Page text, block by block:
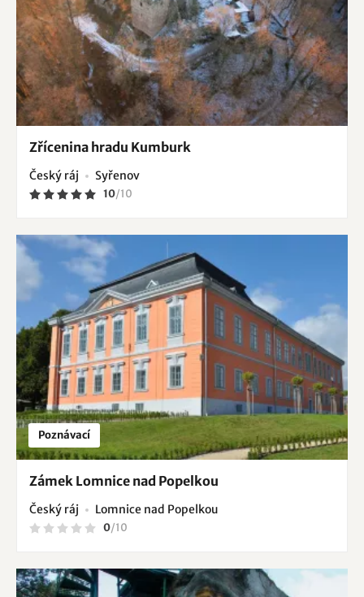
Zřícenina hradu Kumburk
Český ráj Syřenov
10/10
Poznávací
Zámek Lomnice nad Popelkou
Český ráj Lomnice nad Popelkou
0/10